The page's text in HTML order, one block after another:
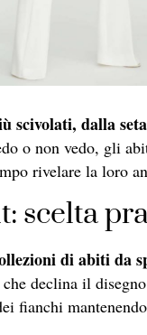
scivolati, dalla
o non vedo, gli
rivelare la loro
scelta
di abiti da
che declina il
fianchi